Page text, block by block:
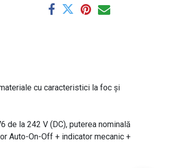
cu caracteristici la foc şi
de la 242 V (DC), puterea nominală
Auto-On-Off + indicator mecanic +